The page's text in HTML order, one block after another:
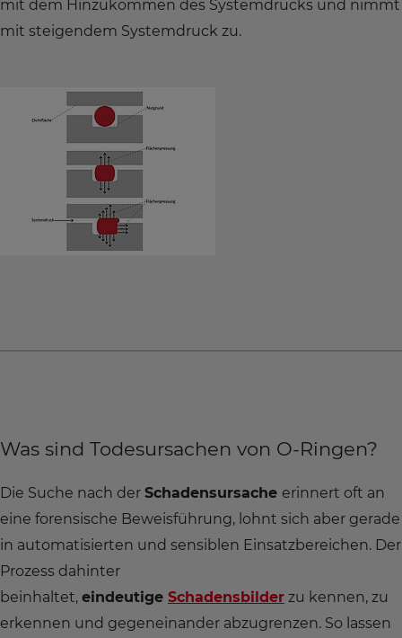
mit dem Hinzukommen des Systemdrucks und nimmt
mit steigendem Systemdruck zu.
Was sind Todesursachen von O-Ringen?
Die Suche nach der Schadensursache erinnert oft an
eine forensische Beweisführung, lohnt sich aber gerade
in automatisierten und sensiblen Einsatzbereichen. Der
Prozess dahinter
beinhaltet, eindeutige Schadensbilder zu kennen, zu
erkennen und gegeneinander abzugrenzen. So lassen